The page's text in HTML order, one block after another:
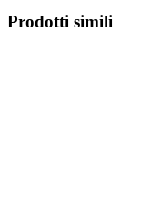
Prodotti simili